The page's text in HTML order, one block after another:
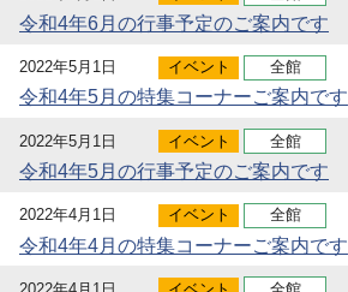
令和4年6月の行事予定のご案内です
2022年5月1日 イベント 全館
令和4年5月の特集コーナーご案内です
2022年5月1日 イベント 全館
令和4年5月の行事予定のご案内です
2022年4月1日 イベント 全館
令和4年4月の特集コーナーご案内です